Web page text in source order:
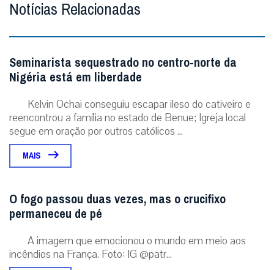
Notícias Relacionadas
Seminarista sequestrado no centro-norte da
Nigéria está em liberdade
Kelvin Ochai conseguiu escapar ileso do cativeiro e
reencontrou a família no estado de Benue; Igreja local
segue em oração por outros católicos ...
MAIS
O fogo passou duas vezes, mas o crucifixo
permaneceu de pé
A imagem que emocionou o mundo em meio aos
incêndios na França. Foto: IG @patr...